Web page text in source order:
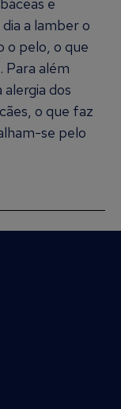
a lamber o
o pelo, o que
Para além
dos
o que faz
se pelo